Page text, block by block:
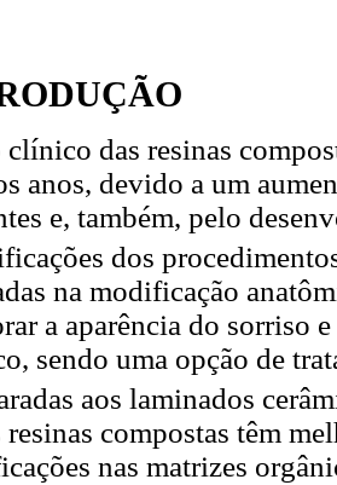
clínico das resinas
anos, devido a um
e, também, pelo
dos
na modificação
a aparência do sorriso
sendo uma opção de
aos laminados
resinas compostas têm
nas matrizes